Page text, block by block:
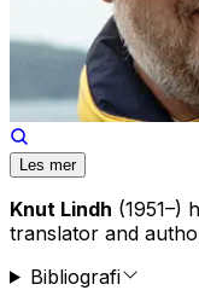
Les mer
Knut Lindh (1951–)
translator and
Bibliografi